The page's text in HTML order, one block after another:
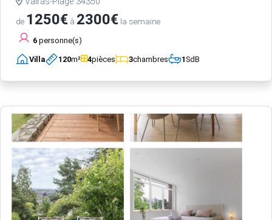
de 1250€ à 2300€ la semaine
6 personne(s)
Villa 120m² 4pièces 3chambres 1SdB